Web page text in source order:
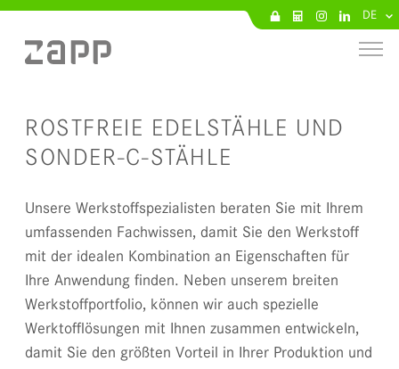
DE
ROSTFREIE EDELSTÄHLE UND
SONDER-C-STÄHLE
Unsere Werkstoffspezialisten beraten Sie mit Ihrem
umfassenden Fachwissen, damit Sie den Werkstoff
mit der idealen Kombination an Eigenschaften für
Ihre Anwendung finden. Neben unserem breiten
Werkstoffportfolio, können wir auch spezielle
Werktofflösungen mit Ihnen zusammen entwickeln,
damit Sie den größten Vorteil in Ihrer Produktion und